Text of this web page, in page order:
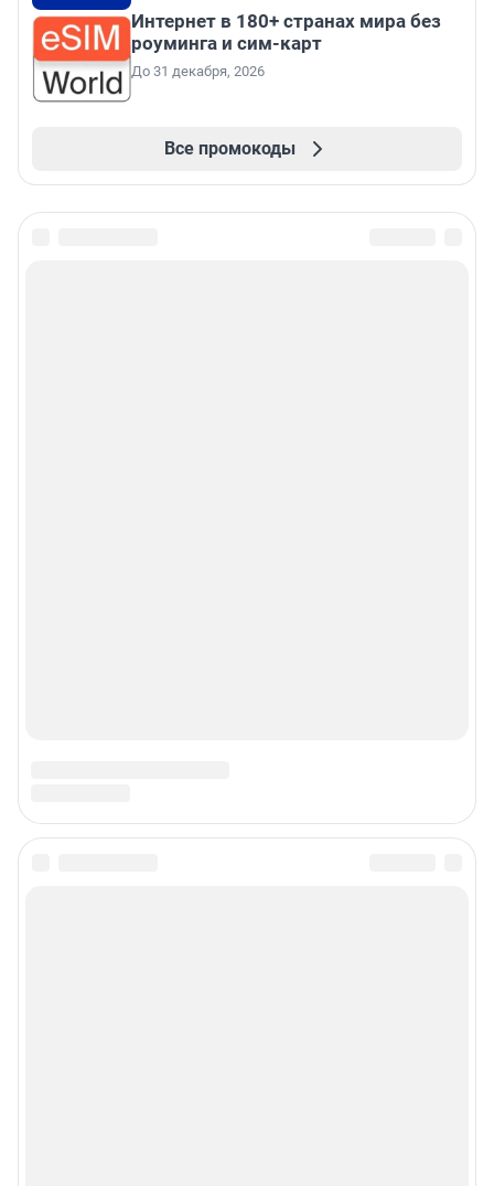
Интернет в 180+ странах мира без
роуминга и сим-карт
До 31 декабря, 2026
Все промокоды